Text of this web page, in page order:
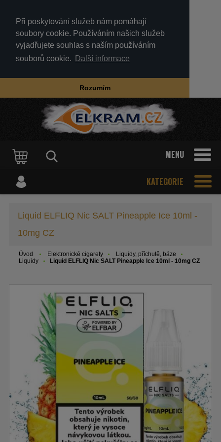
Při poskytování služeb nám pomáhají
soubory cookie. Používáním našich služeb
vyjadřujete souhlas s naším používáním
souborů cookie.
Další informace
Rozumím
MENU
KATEGORIE
Liquid ELFLIQ Nic SALT Pineapple Ice 10ml -
10mg CZ
Úvod Elektronické cigarety
Liquidy, příchutě, báze
Liquidy
Liquid ELFLIQ Nic SALT Pineapple Ice 10ml - 10mg CZ